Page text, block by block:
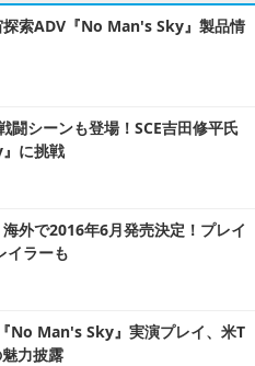
索ADV『No Man's Sky』製品情
闘シーンも登場！SCE吉田修平氏
に挑戦
外で2016年6月発売決定！プレイ
イラーも
No Man's Sky』実演プレイ、米T
力披露